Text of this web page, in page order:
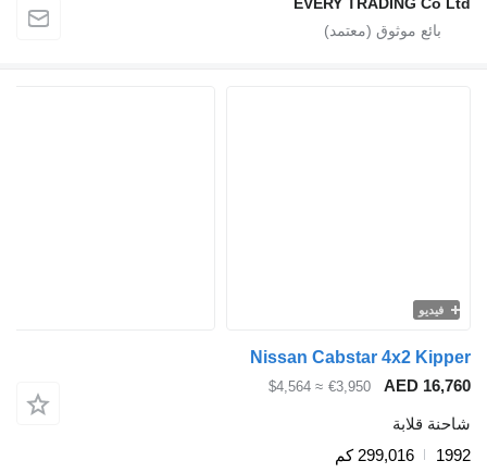
EVERY
Nissan Cabstar 4x2
€3,950
≈ $4,564
299,016 كم